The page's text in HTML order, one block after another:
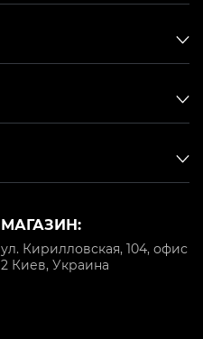
МАГАЗИН:
ул. Кирилловская, 104, офис
2 Киев, Украина